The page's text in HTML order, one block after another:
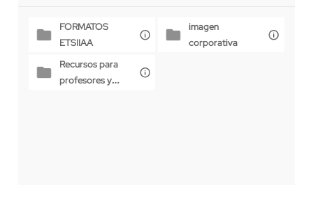
FORMATOS
ETSIIAA
imagen
corporativa
Recursos para
profesores y